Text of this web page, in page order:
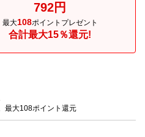
792円
最大108ポイントプレゼント
合計最大15％還元!
最大108ポイント還元